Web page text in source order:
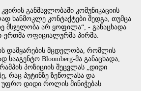
განმავლობაში კომუნიკაციის
ხანმოკლე კონტაქტები შედგა, თუმცა
მსჯელობა არ ყოფილა“, - განაცხადა
ერთმა ოფიციალურმა პირმა.
დამყარების მცდელობა, რომლის
სააგენტო Bloomberg-მა განაცხადა,
პოზიციის შეცვლას „დიდი
რაც პუტინზე ზეწოლასა და
უფრო დიდი როლის მინიჭებას